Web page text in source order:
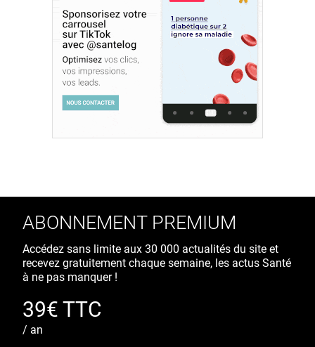
ABONNEMENT PREMIUM
Accédez sans limite aux 30 000 actualités du site et
recevez gratuitement chaque semaine, les actus Santé
à ne pas manquer !
39€ TTC
/ an